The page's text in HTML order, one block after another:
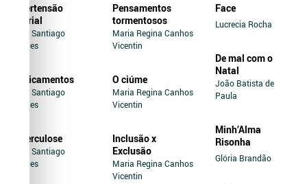
Hipertensão
Arterial
Jairo Santiago
Novaes
Medicamentos
Jairo Santiago
Novaes
Tuberculose
Jairo Santiago
Novaes
Pensamentos
tormentosos
Maria Regina Canhos
Vicentin
O ciúme
Maria Regina Canhos
Vicentin
Inclusão x
Exclusão
Maria Regina Canhos
Vicentin
Face
Lucrecia Rocha
De mal com o
Natal
João Batista de
Paula
Minh’Alma
Risonha
Glória Brandão